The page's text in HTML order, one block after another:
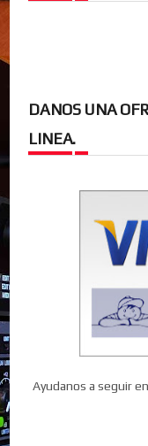
DANOS UNA
LINEA.
Ayudanos a seguir